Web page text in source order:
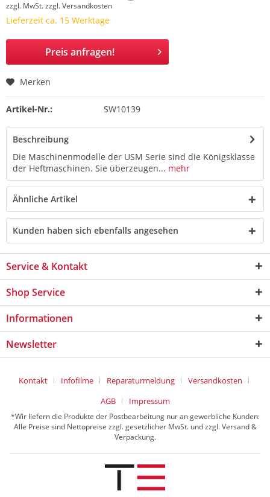
zzgl. MwSt.zzgl. Versandkosten
Lieferzeit ca. 15 Werktage
Preis anfragen!
Merken
Artikel-Nr.: SW10139
Beschreibung
Die Maschinenmodelle der USM Serie sind die Königsklasse
der Heftmaschinen. Sie überzeugen... mehr
Ähnliche Artikel
Kunden haben sich ebenfalls angesehen
Service & Kontakt
Shop Service
Informationen
Newsletter
Kontakt Infofilme Reparaturmeldung
Versandkosten
AGB
Impressum
*Wir liefern die Produkte der Postbearbeitung nur an gewerbliche Kunden:
Alle Preise sind Nettopreise zzgl. gesetzlicher MwSt. und zzgl. Versand &
Verpackung.